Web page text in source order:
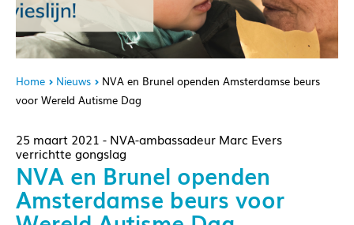
Home Nieuws
NVA en Brunel openden Amsterdamse beurs
voor Wereld Autisme Dag
25 maart 2021 - NVA-ambassadeur Marc Evers
verrichtte gongslag
NVA en Brunel openden
Amsterdamse beurs voor